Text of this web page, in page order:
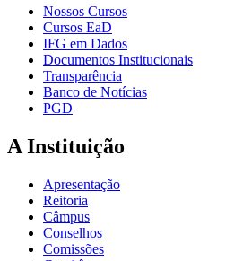
Nossos Cursos
Cursos EaD
IFG em Dados
Documentos Institucionais
Transparência
Banco de Notícias
PGD
A Instituição
Apresentação
Reitoria
Câmpus
Conselhos
Comissões